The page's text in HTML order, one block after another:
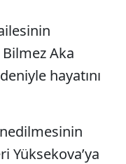
Aka
hayatını
Yüksekova’ya